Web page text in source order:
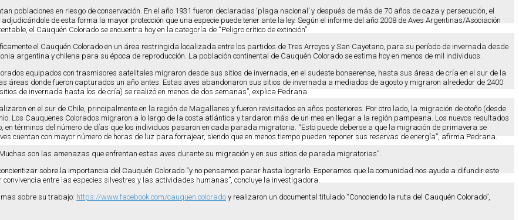
poblaciones en riesgo de conservación. En el año 1931 fueron declaradas ‘plaga nacional’ y después de más de 70 años de caza y persecución, el
de esta forma la mayor protección que una especie puede tener ante la ley. Según el informe del año 2008 de Aves Argentinas/Asociación
el Cauquén Colorado se encuentra hoy en la categoría de “Peligro crítico de extinción”.
el Cauquén Colorado en un área restringida localizada entre los partidos de Tres Arroyos y San Cayetano, para su período de invernada desde
argentina y chilena para su época de reproducción. La población continental de Cauquén Colorado se estima hoy en menos de mil individuos.
equipados con trasmisores satelitales migraron desde sus sitios de invernada, en el sudeste bonaerense, hasta sus áreas de cría en el sur de la
áreas donde fueron capturados un año antes. Estas aves abandonaron sus sitios de invernada a mediados de agosto y migraron alrededor de 2400
de invernada hasta los de cría) se realizó en menos de dos semanas”, explica Pedrana.
en el sur de Chile, principalmente en la región de Magallanes y fueron revisitados en años posteriores. Por otro lado, la migración de otoño (desde
Los Cauquenes Colorados migraron a lo largo de la costa atlántica y tardaron más de un mes en llegar a la región pampeana. Los nuevos resultados
términos del número de días que los individuos pasaron en cada parada migratoria. “Esto puede deberse a que la migración de primavera se
cuentan con mayor número de horas de luz para forrajear, siendo que en menos tiempo pueden reponer sus reservas de energía”, afirma Pedrana.
son las amenazas que enfrentan estas aves durante su migración y en sus sitios de parada migratorias”.
sobre la importancia del Cauquén Colorado “y no pensamos parar hasta lograrlo. Esperamos que la comunidad nos ayude a difundir este
entre las especies silvestres y las actividades humanas”, concluye la investigadora.
sobre su trabajo: https://www.facebook.com/cauquen.colorado y realizaron un documental titulado “Conociendo la ruta del Cauquén Colorado”,